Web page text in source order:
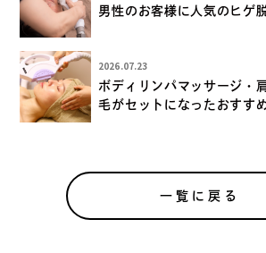
男性のお客様に人気のヒゲ
2026.07.23
ボディリンパマッサージ・
毛がセットになったおすす
一覧に戻る